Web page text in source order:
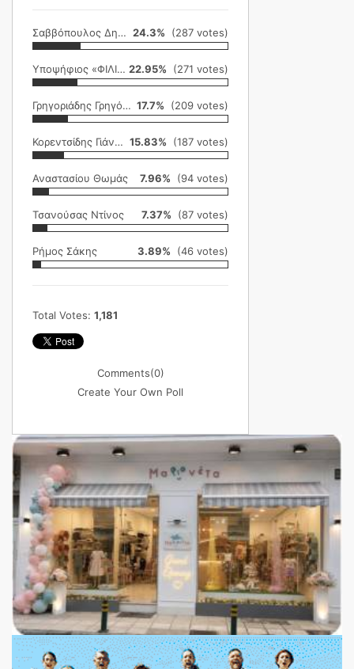
Σαββόπουλος Δημήτρης 24.3% (287 votes)
Υποψήφιος «ΦΙΛΙΚΗ ΕΤΑΙΡΕΙΑ» 22.95% (271 votes)
Γρηγοριάδης Γρηγόρης 17.7% (209 votes)
Κορεντσίδης Γιάννης 15.83% (187 votes)
Αναστασίου Θωμάς 7.96% (94 votes)
Τσανούσας Ντίνος 7.37% (87 votes)
Ρήμος Σάκης 3.89% (46 votes)
Total Votes: 1,181
Comments(0)
Create Your Own Poll